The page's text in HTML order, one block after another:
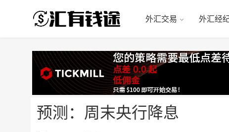
外汇交易 外汇经
预测：周末央行降息